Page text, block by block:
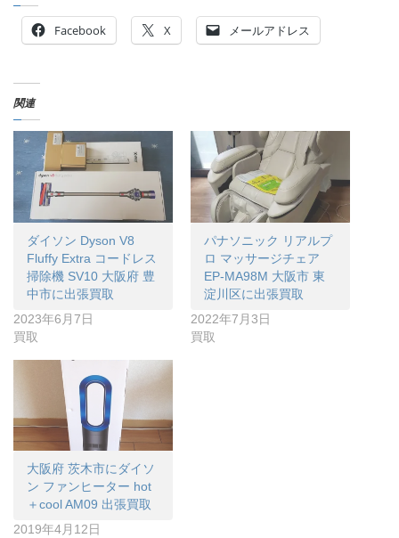
Facebook X メールアドレス
関連
ダイソン Dyson V8
Fluffy Extra コードレス
掃除機 SV10 大阪府 豊
中市に出張買取
2023年6月7日
買取
パナソニック リアルプ
ロ マッサージチェア
EP-MA98M 大阪市 東
淀川区に出張買取
2022年7月3日
買取
大阪府 茨木市にダイソ
ン ファンヒーター hot
＋cool AM09 出張買取
2019年4月12日